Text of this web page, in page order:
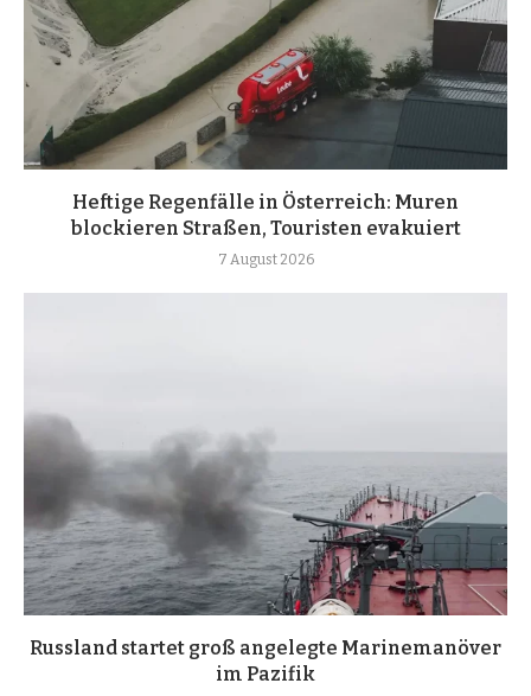
Heftige Regenfälle in Österreich: Muren
blockieren Straßen, Touristen evakuiert
7 August 2026
Russland startet groß angelegte Marinemanöver
im Pazifik